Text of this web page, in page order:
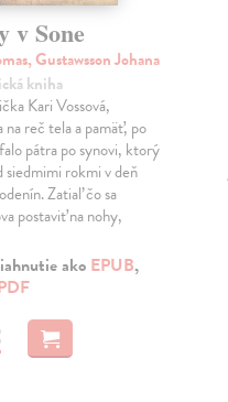
v Sone
Gustawsson Johana
kniha
Kari Vossová,
na reč tela a pamäť, po
pátra po synovi, ktorý
siedmimi rokmi v deň
Zatiaľ čo sa
postaviť na nohy,
ako EPUB,